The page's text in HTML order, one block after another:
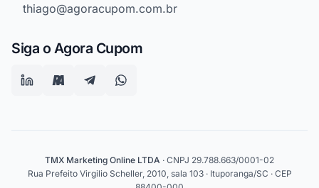
thiago@agoracupom.com.br
Siga o Agora Cupom
TMX Marketing Online LTDA · CNPJ 29.788.663/0001-02
Rua Prefeito Virgilio Scheller, 2010, sala 103 · Ituporanga/SC · CEP